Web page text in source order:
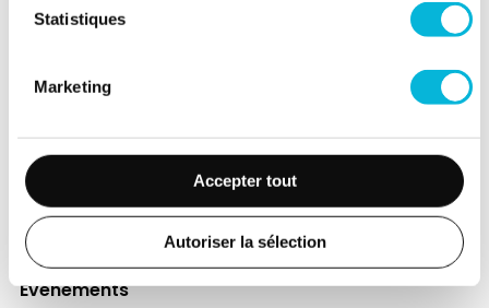
Statistiques
Marketing
Accepter tout
Autoriser la sélection
Espace Patient
Jobs
Accès collaborateurs et médecins Citadelle
(Extranet)
Actualités
Événements